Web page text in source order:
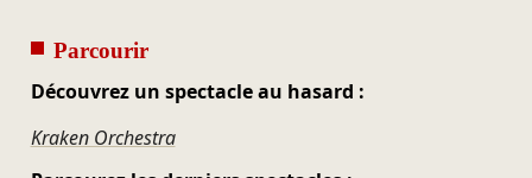
Parcourir
Découvrez un spectacle au hasard :
Kraken Orchestra